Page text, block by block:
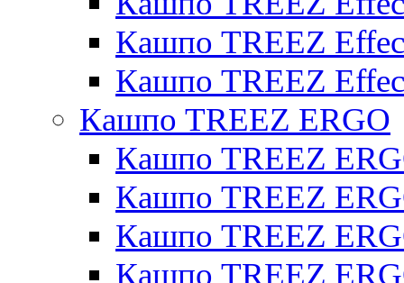
Кашпо TREEZ
Кашпо TREEZ
Кашпо TREEZ ERGO
Кашпо TREEZ
Кашпо TREEZ
Кашпо TREEZ
Кашпо TREEZ